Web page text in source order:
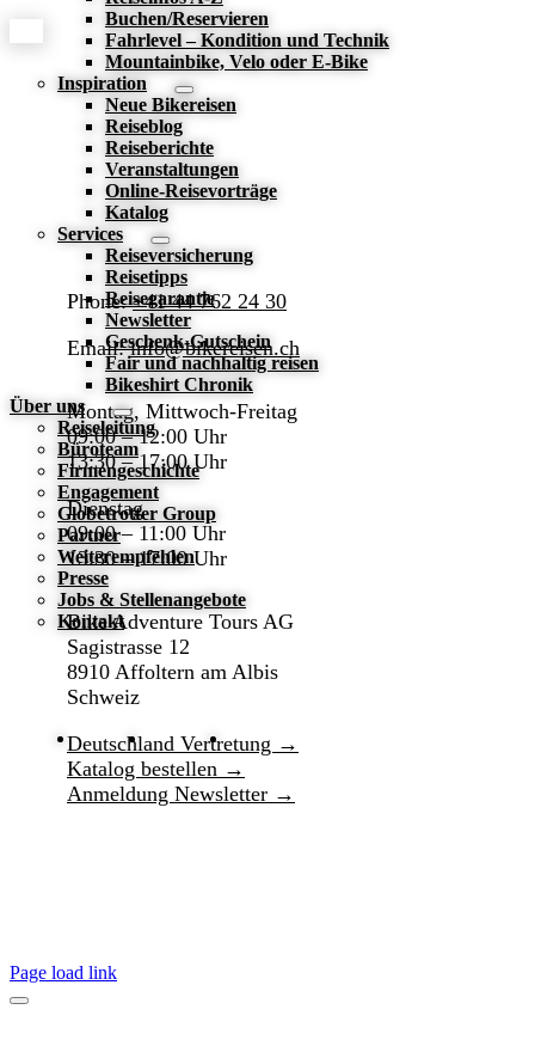
Buchen/Reservieren
Fahrlevel – Kondition und Technik
Mountainbike, Velo oder E-Bike
Inspiration
Neue Bikereisen
Reiseblog
Reiseberichte
Veranstaltungen
Online-Reisevorträge
Katalog
Services
Reiseversicherung
Reisetipps
Reisegarantie
Newsletter
Geschenk-Gutschein
Fair und nachhaltig reisen
Bikeshirt Chronik
Über uns
Reiseleitung
Büroteam
Firmengeschichte
Engagement
Globetrotter Group
Partner
Weiterempfehlen
Presse
Jobs & Stellenangebote
Kontakt
Sliding
Area
Phone:+41 44 762 24 30
Email:info@bikereisen.ch
Montag, Mittwoch-Freitag
09:00 – 12:00 Uhr
13:30 – 17:00 Uhr
Dienstag
09:00 – 11:00 Uhr
13:30 – 17:00 Uhr
Bike Adventure Tours AG
Sagistrasse 12
8910 Affoltern am Albis
Schweiz
Deutschland Vertretung →
Katalog bestellen →
Anmeldung Newsletter →
Page load link